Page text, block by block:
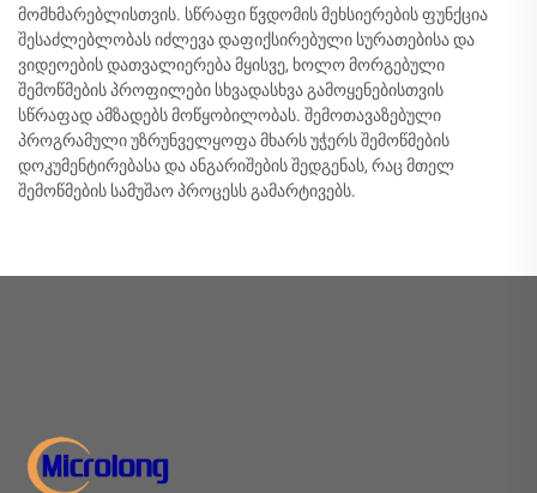
მომხმარებლისთვის. სწრაფი წვდომის მეხსიერების ფუნქცია
შესაძლებლობას იძლევა დაფიქსირებული სურათებისა და
ვიდეოების დათვალიერება მყისვე, ხოლო მორგებული
შემოწმების პროფილები სხვადასხვა გამოყენებისთვის
სწრაფად ამზადებს მოწყობილობას. შემოთავაზებული
პროგრამული უზრუნველყოფა მხარს უჭერს შემოწმების
დოკუმენტირებასა და ანგარიშების შედგენას, რაც მთელ
შემოწმების სამუშაო პროცესს გამარტივებს.